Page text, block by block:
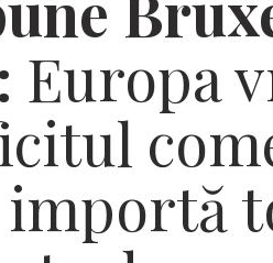
Europa